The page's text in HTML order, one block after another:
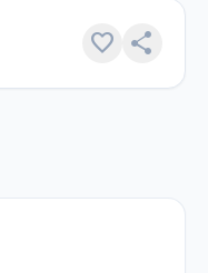
favorite share